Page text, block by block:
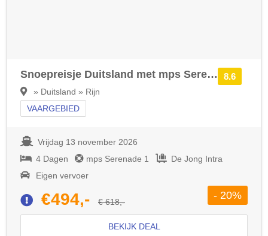
8.6
Snoepreisje Duitsland met mps Serenade 1
» Duitsland » Rijn
VAARGEBIED
Vrijdag 13 november 2026
4 Dagen
mps Serenade 1
De Jong Intra
Eigen vervoer
€494,- € 618,-
- 20%
BEKIJK DEAL